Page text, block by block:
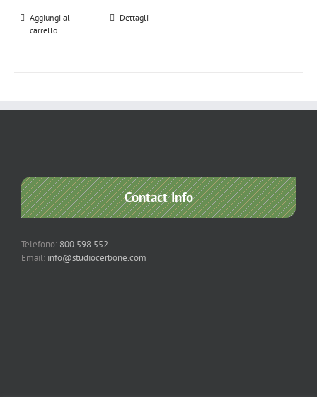
Aggiungi al
carrello
Dettagli
Contact Info
Telefono: 800 598 552
Email: info@studiocerbone.com